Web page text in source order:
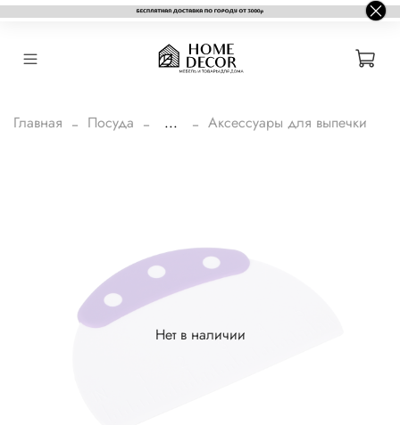
Главная Посуда ... Аксессуары для выпечки
Нет в наличии